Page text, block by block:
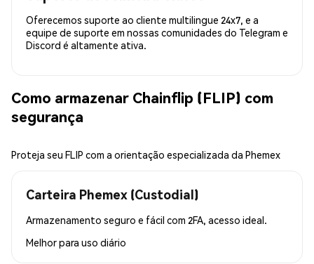
Oferecemos suporte ao cliente multilingue 24x7, e a
equipe de suporte em nossas comunidades do Telegram e
Discord é altamente ativa.
Como armazenar Chainflip (FLIP) com
segurança
Proteja seu FLIP com a orientação especializada da Phemex
Carteira Phemex (Custodial)
Armazenamento seguro e fácil com 2FA, acesso ideal.
Melhor para uso diário